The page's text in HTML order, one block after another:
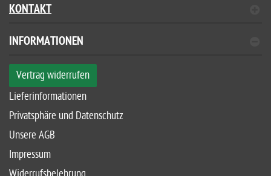
KONTAKT
INFORMATIONEN
Vertrag widerrufen
Lieferinformationen
Privatsphäre und Datenschutz
Unsere AGB
Impressum